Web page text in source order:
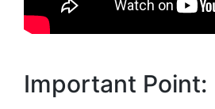
Important Point: